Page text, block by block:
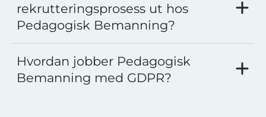
rekrutteringsprosess ut hos
Pedagogisk Bemanning?
Hvordan jobber Pedagogisk
Bemanning med GDPR?